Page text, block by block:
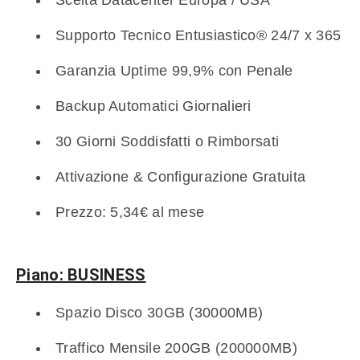
Supporto Tecnico Entusiastico® 24/7 x 365
Garanzia Uptime 99,9% con Penale
Backup Automatici Giornalieri
30 Giorni Soddisfatti o Rimborsati
Attivazione & Configurazione Gratuita
Prezzo: 5,34€ al mese
Piano: BUSINESS
Spazio Disco 30GB (30000MB)
Traffico Mensile 200GB (200000MB)